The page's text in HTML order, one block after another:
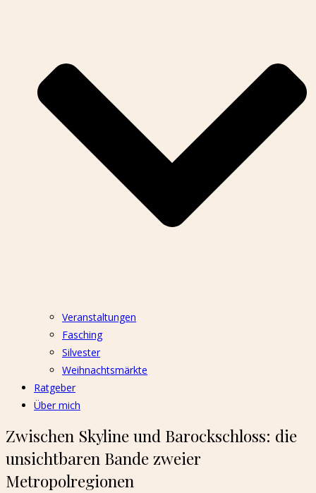
Veranstaltungen
Fasching
Silvester
Weihnachtsmärkte
Ratgeber
Über mich
Zwischen Skyline und Barockschloss: die
unsichtbaren Bande zweier
Metropolregionen